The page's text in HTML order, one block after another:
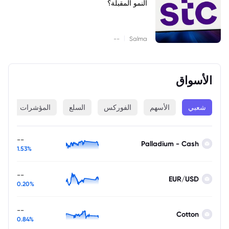
النمو المقبلة؟
Salma
--
الأسواق
شعبي الأسهم الفوركس السلع المؤشرات
Palladium - Cash
--
1.53%
EUR/USD
--
0.20%
Cotton
--
0.84%